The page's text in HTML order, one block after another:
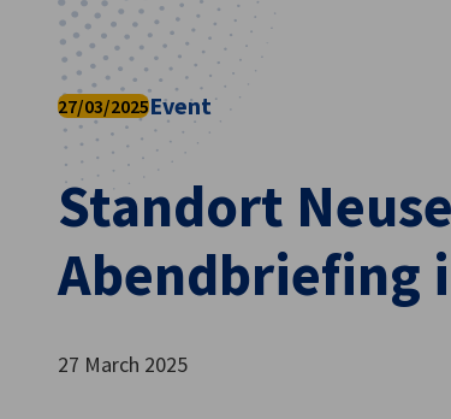
German
Standort
Abendbriefing
27/03/2025Event
27 March 2025